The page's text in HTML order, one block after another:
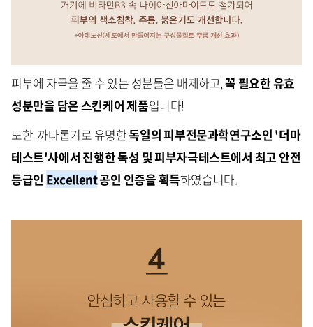
피부에 자극을 줄 수 있는 성분들은 배제하고,꼭 필요한 유효
성분만을 담은 스킨케어 제품입니다!
또한 까다롭기로 유명한독일의 피부전문과학연구소인 '더마
테스트'사에서 진행한 독성 및 피부자극테스트에서 최고 안전
등급인 Excellent공인 인증을 획득하였습니다.